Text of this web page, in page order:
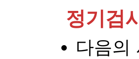
정기검
다음의